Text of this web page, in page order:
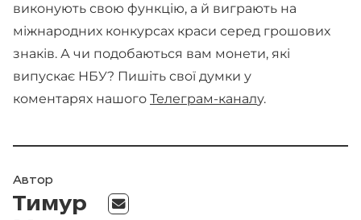
виконують свою функцію, а й виграють на
міжнародних конкурсах краси серед грошових
знаків. А чи подобаються вам монети, які
випускає НБУ? Пишіть свої думки у
коментарях нашого Телеграм-каналу.
Автор
Тимур